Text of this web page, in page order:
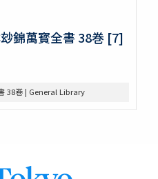
錦萬寳全書 38巻 [7]
38巻 | General Library